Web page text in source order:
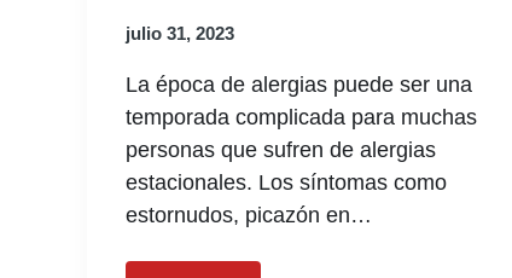
julio 31, 2023
La época de alergias puede ser una
temporada complicada para muchas
personas que sufren de alergias
estacionales. Los síntomas como
estornudos, picazón en…